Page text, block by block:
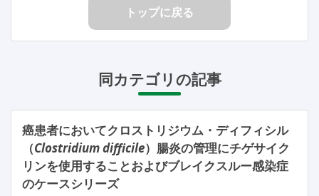
トップに戻る
同カテゴリの記事
癌患者においてクロストリジウム・ディフィシル
（Clostridium difficile）腸炎の管理にチゲサイク
リンを使用することおよびブレイクスルー感染症
のケースシリーズ